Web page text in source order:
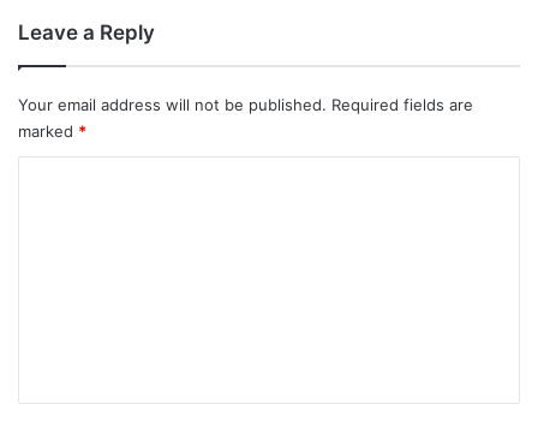
Leave a Reply
Your email address will not be published. Required fields are
marked *